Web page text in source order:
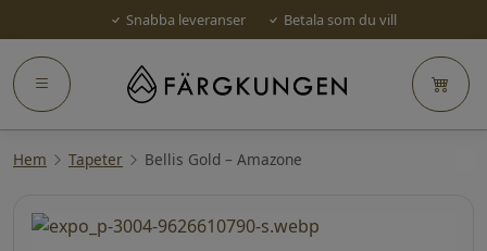
Snabba leveranser Betala som du vill
Hem Tapeter Bellis Gold – Amazone